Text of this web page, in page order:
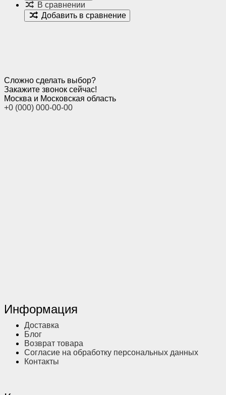
В сравнении
Добавить в сравнение
Сложно сделать выбор?
Закажите звонок сейчас!
Москва и Московская область
+0 (000) 000-00-00
Информация
Доставка
Блог
Возврат товара
Согласие на обработку персональных данных
Контакты